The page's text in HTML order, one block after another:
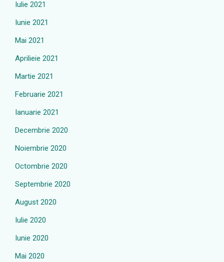
Iulie 2021
Iunie 2021
Mai 2021
Aprilieie 2021
Martie 2021
Februarie 2021
Ianuarie 2021
Decembrie 2020
Noiembrie 2020
Octombrie 2020
Septembrie 2020
August 2020
Iulie 2020
Iunie 2020
Mai 2020